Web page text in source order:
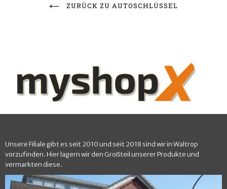
ZURÜCK ZU AUTOSCHLÜSSEL
Unsere Filiale gibt es seit 2010 und seit 2018 sind wir in Waltrop
vorzufinden. Hier lagern wir den Großteil unserer Produkte und
vermarkten diese.